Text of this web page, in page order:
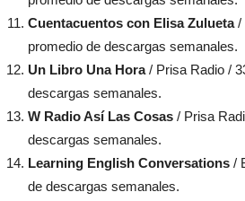
Cuentacuentos con Elisa Zulueta/
promedio de descargas semanales.
Un Libro Una Hora/ Prisa Radio /
descargas semanales.
W Radio Así Las Cosas / Prisa
descargas semanales.
Learning English Conversations /
de descargas semanales.